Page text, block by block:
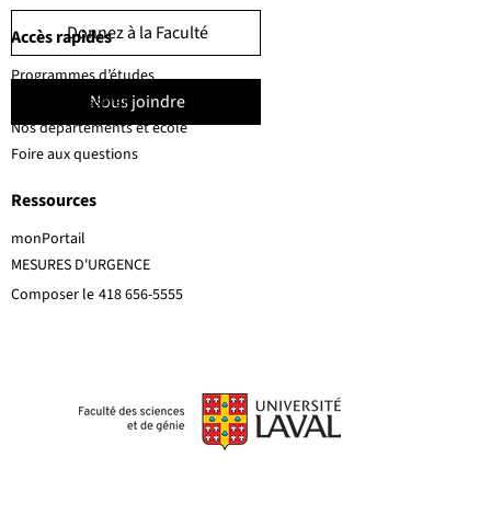
Donnez à la Faculté
Nous joindre
MESURES D'URGENCE
Composer le 418 656-5555
Accès rapides
Ressources
Programmes d’études
Corps professoral
Nos départements et école
Foire aux questions
monPortail